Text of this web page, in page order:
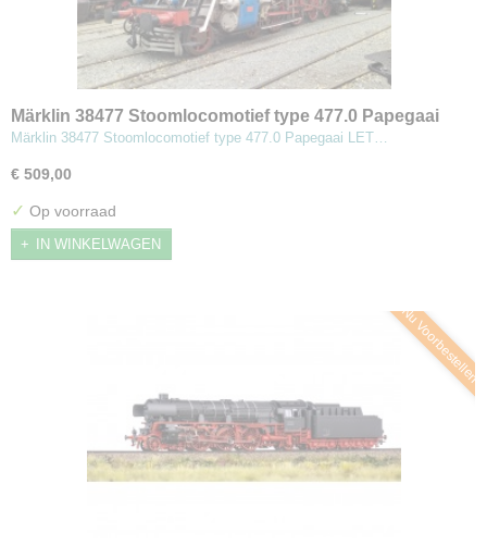
Märklin 38477 Stoomlocomotief type 477.0 Papegaai
Märklin 38477 Stoomlocomotief type 477.0 Papegaai LET…
€ 509,00
✓ Op voorraad
IN WINKELWAGEN
Nu Voorbestellen